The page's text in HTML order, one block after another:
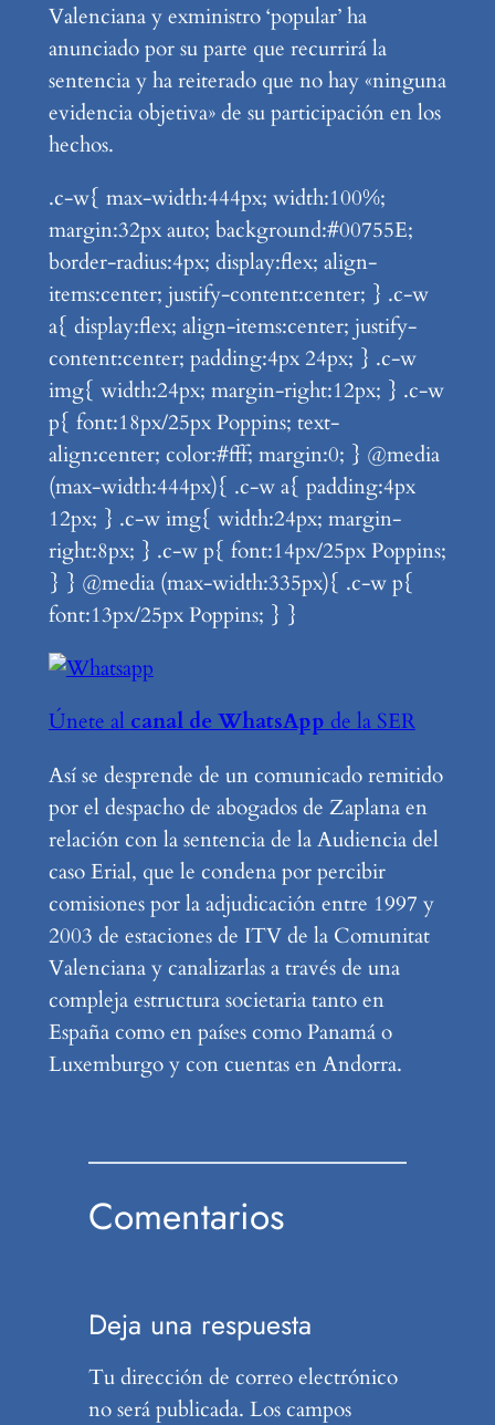
Valenciana y exministro ‘popular’ ha
anunciado por su parte que recurrirá la
sentencia y ha reiterado que no hay «ninguna
evidencia objetiva» de su participación en los
hechos.
.c-w{ max-width:444px; width:100%;
margin:32px auto; background:#00755E;
border-radius:4px; display:flex; align-
items:center; justify-content:center; } .c-w
a{ display:flex; align-items:center; justify-
content:center; padding:4px 24px; } .c-w
img{ width:24px; margin-right:12px; } .c-w
p{ font:18px/25px Poppins; text-
align:center; color:#fff; margin:0; } @media
(max-width:444px){ .c-w a{ padding:4px
12px; } .c-w img{ width:24px; margin-
right:8px; } .c-w p{ font:14px/25px Poppins;
} } @media (max-width:335px){ .c-w p{
font:13px/25px Poppins; } }
Únete alcanal de WhatsAppde la SER
Así se desprende de un comunicado remitido
por el despacho de abogados de Zaplana en
relación con la sentencia de la Audiencia del
caso Erial, que le condena por percibir
comisiones por la adjudicación entre 1997 y
2003 de estaciones de ITV de la Comunitat
Valenciana y canalizarlas a través de una
compleja estructura societaria tanto en
España como en países como Panamá o
Luxemburgo y con cuentas en Andorra.
Comentarios
Deja una respuesta
Tu dirección de correo electrónico
no será publicada. Los campos